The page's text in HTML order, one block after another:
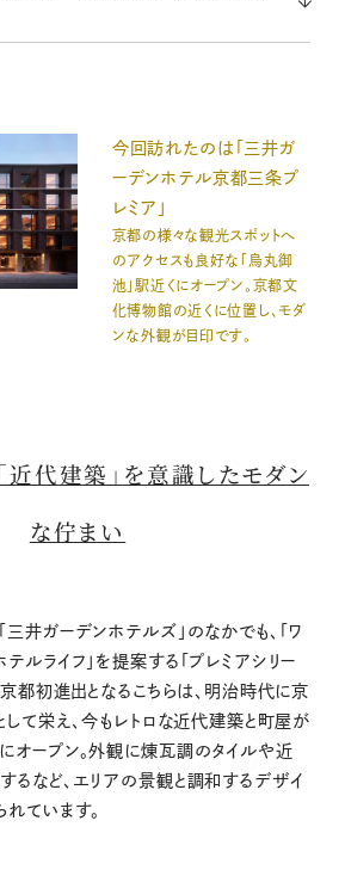
今回訪れたのは「三井ガ
ーデンホテル京都三条プ
レミア」
京都の様々な観光スポットへ
のアクセスも良好な「烏丸御
池」駅近くにオープン。京都文
化博物館の近くに位置し、モダ
ンな外観が目印です。
代建築」を意識したモダン
な佇まい
井ガーデンホテルズ」のなかでも、「ワ
ルライフ」を提案する「プレミアシリー
京都初進出となるこちらは、明治時代に京
して栄え、今もレトロな近代建築と町屋が
オープン。外観に煉瓦調のタイルや近
るなど、エリアの景観と調和するデザイ
ています。